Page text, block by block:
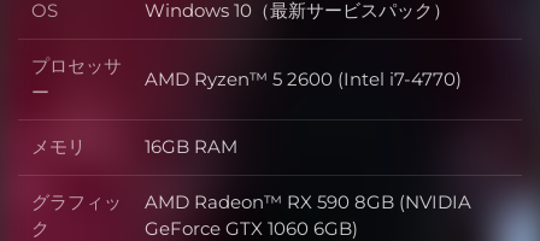
OS OS
Windows 10（最新サービスパック）
プロセッサ
ー
プロセッサー
AMD Ryzen™ 5 2600 (Intel i7-4770)
メモリ メモリ
16GB RAM
グラフィッ
ク
グラフィック
AMD Radeon™ RX 590 8GB (NVIDIA
GeForce GTX 1060 6GB)